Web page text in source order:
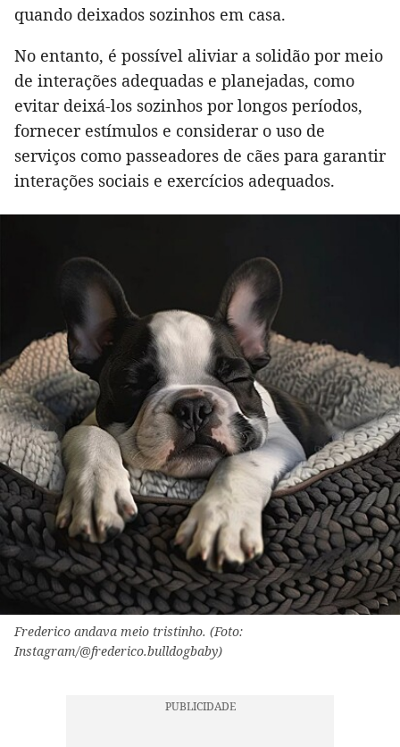
quando deixados sozinhos em casa.
No entanto, é possível aliviar a solidão por meio
de interações adequadas e planejadas, como
evitar deixá-los sozinhos por longos períodos,
fornecer estímulos e considerar o uso de
serviços como passeadores de cães para garantir
interações sociais e exercícios adequados.
Frederico andava meio tristinho. (Foto:
Instagram/@frederico.bulldogbaby)